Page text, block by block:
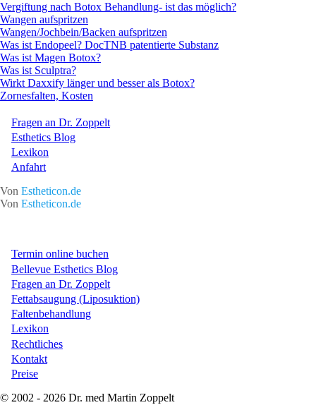
Vergiftung nach Botox Behandlung- ist das möglich?
Wangen aufspritzen
Wangen/Jochbein/Backen aufspritzen
Was ist Endopeel? DocTNB patentierte Substanz
Was ist Magen Botox?
Was ist Sculptra?
Wirkt Daxxify länger und besser als Botox?
Zornesfalten, Kosten
Fragen an Dr. Zoppelt
Esthetics Blog
Lexikon
Anfahrt
Von Estheticon.de
Von Estheticon.de
Termin online buchen
Bellevue Esthetics Blog
Fragen an Dr. Zoppelt
Fettabsaugung (Liposuktion)
Faltenbehandlung
Lexikon
Rechtliches
Kontakt
Preise
© 2002 - 2026 Dr. med Martin Zoppelt